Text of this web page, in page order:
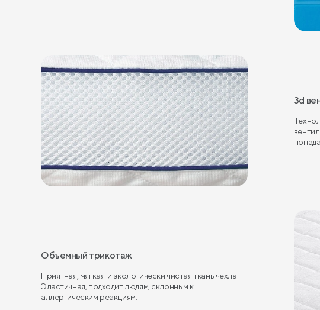
3d
Объемный трикотаж
Приятная, мягкая и экологически чистая ткань чехла.
Эластичная, подходит людям, склонным к
аллергическим реакциям.